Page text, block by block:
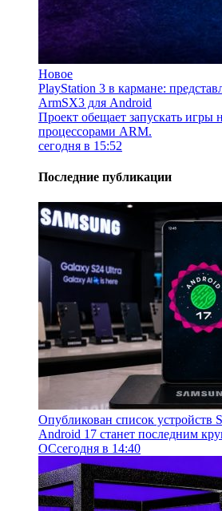
Новое
PlayStation 3 в кармане:
ArmSX3 для Android
Проект обещает запускать игры
процессорами ARM.
сегодня в 15:52
Последние публикации
Опубликован список устройств
Android 17 станет последним
ОСсегодня в 14:40